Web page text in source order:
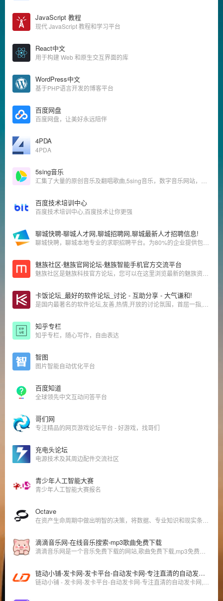
JavaScript 教程
现代 JavaScript 教程和学习平台
React中文
用于构建 Web 和原生交互界面的库
WordPress中文
基于PHP语言开发的博客平台
百度网盘
百度网盘，让美好永远陪伴
4PDA
4PDA
5sing音乐
百度技术培训中心
百度技术培训中心,百度技术让你更强
聊城快聘-聊城人才网,聊城招聘网,聊城最新人才招聘信息!
魅族社区-魅族官网论坛-魅族智能手机官方交流平台
卡饭论坛_最好的软件论坛_讨论 - 互助分享 - 大气谦和!
知乎专栏
知乎专栏，随心写作，自由表达
智图
图片智能自动优化平台
百度知道
全球领先中文互动问答平台
哥们网
专注精品的网页游戏论坛平台 - 好游戏，找哥们
充电头论坛
电源技术及其周边配件交流社区
青少年人工智能大赛
青少年人工智能大赛报名
Octave
滴滴音乐网-在线音乐搜索-mp3歌曲免费下载
链动小铺-发卡网-发卡平台-自动发卡网-专注直清的自动发卡网,链动小铺发卡网